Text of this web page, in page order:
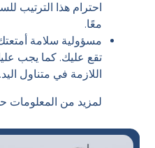
احترام هذا الترتيب
معًا.
مسؤولية سلامة أمتعتك
تقع عليك. كما يجب
اللازمة في متناول اليد.
لمزيد من المعلومات